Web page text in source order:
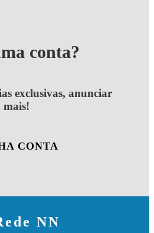
conta?
exclusivas, anunciar
mais!
CONTA